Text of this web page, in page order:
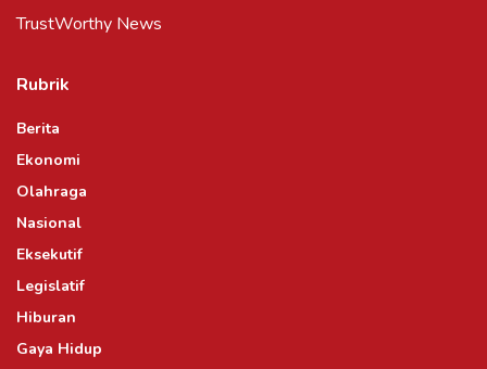
TrustWorthy News
Rubrik
Berita
Ekonomi
Olahraga
Nasional
Eksekutif
Legislatif
Hiburan
Gaya Hidup